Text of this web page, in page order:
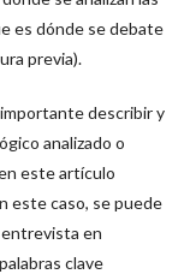
es dónde se debate
previa).
describir y
analizado o
este artículo
este caso, se puede
en
clave